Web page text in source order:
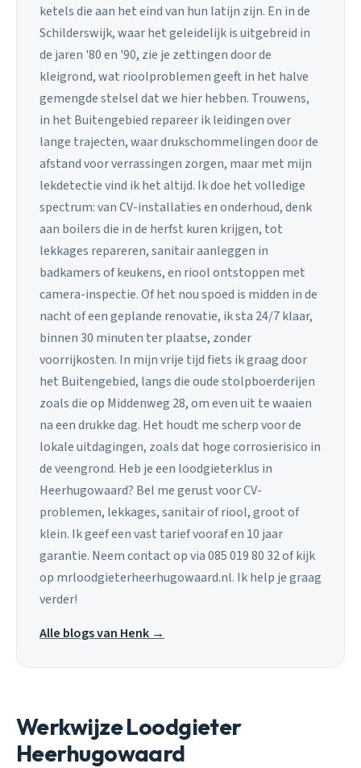
ketels die aan het eind van hun latijn zijn. En in de
Schilderswijk, waar het geleidelijk is uitgebreid in
de jaren '80 en '90, zie je zettingen door de
kleigrond, wat rioolproblemen geeft in het halve
gemengde stelsel dat we hier hebben. Trouwens,
in het Buitengebied repareer ik leidingen over
lange trajecten, waar drukschommelingen door de
afstand voor verrassingen zorgen, maar met mijn
lekdetectie vind ik het altijd. Ik doe het volledige
spectrum: van CV-installaties en onderhoud, denk
aan boilers die in de herfst kuren krijgen, tot
lekkages repareren, sanitair aanleggen in
badkamers of keukens, en riool ontstoppen met
camera-inspectie. Of het nou spoed is midden in de
nacht of een geplande renovatie, ik sta 24/7 klaar,
binnen 30 minuten ter plaatse, zonder
voorrijkosten. In mijn vrije tijd fiets ik graag door
het Buitengebied, langs die oude stolpboerderijen
zoals die op Middenweg 28, om even uit te waaien
na een drukke dag. Het houdt me scherp voor de
lokale uitdagingen, zoals dat hoge corrosierisico in
de veengrond. Heb je een loodgieterklus in
Heerhugowaard? Bel me gerust voor CV-
problemen, lekkages, sanitair of riool, groot of
klein. Ik geef een vast tarief vooraf en 10 jaar
garantie. Neem contact op via 085 019 80 32 of kijk
op mrloodgieterheerhugowaard.nl. Ik help je graag
verder!
Alle blogs van Henk →
Werkwijze Loodgieter
Heerhugowaard